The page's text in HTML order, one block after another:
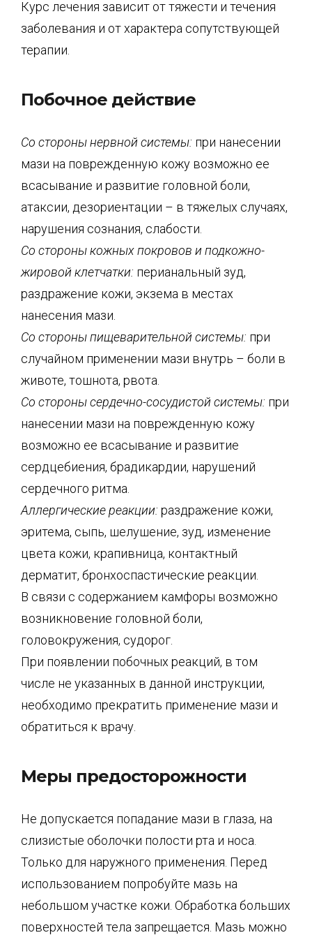
Курс лечения зависит от тяжести и течения
заболевания и от характера сопутствующей
терапии.
Побочное действие
Со стороны нервной системы: при нанесении
мази на поврежденную кожу возможно ее
всасывание и развитие головной боли,
атаксии, дезориентации – в тяжелых случаях,
нарушения сознания, слабости.
Со стороны кожных покровов и подкожно-
жировой клетчатки: перианальный зуд,
раздражение кожи, экзема в местах
нанесения мази.
Со стороны пищеварительной системы: при
случайном применении мази внутрь – боли в
животе, тошнота, рвота.
Со стороны сердечно-сосудистой системы: при
нанесении мази на поврежденную кожу
возможно ее всасывание и развитие
сердцебиения, брадикардии, нарушений
сердечного ритма.
Аллергические реакции: раздражение кожи,
эритема, сыпь, шелушение, зуд, изменение
цвета кожи, крапивница, контактный
дерматит, бронхоспастические реакции.
В связи с содержанием камфоры возможно
возникновение головной боли,
головокружения, судорог.
При появлении побочных реакций, в том
числе не указанных в данной инструкции,
необходимо прекратить применение мази и
обратиться к врачу.
Меры предосторожности
Не допускается попадание мази в глаза, на
слизистые оболочки полости рта и носа.
Только для наружного применения. Перед
использованием попробуйте мазь на
небольшом участке кожи. Обработка больших
поверхностей тела запрещается. Мазь можно